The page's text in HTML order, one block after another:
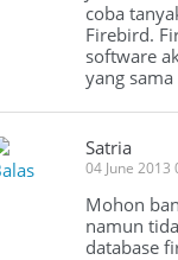
coba
Firebird.
software
yang
Satria
04 June 2013
Mohon
namun
database